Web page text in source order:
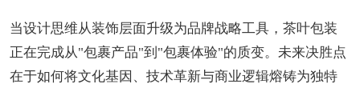
当设计思维从装饰层面升级为品牌战略工具，茶叶包装
正在完成从"包裹产品"到"包裹体验"的质变。未来决胜点
在于如何将文化基因、技术革新与商业逻辑熔铸为独特